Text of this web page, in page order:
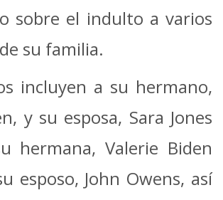
sobre el indulto a varios
su familia.
incluyen a su hermano,
y su esposa, Sara Jones
hermana, Valerie Biden
esposo, John Owens, así